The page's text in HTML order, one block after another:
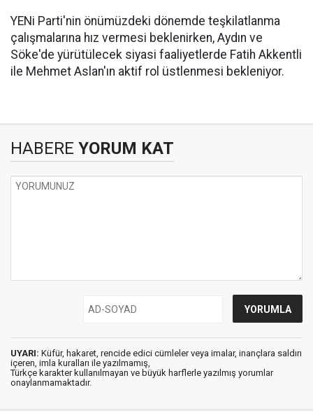
YENi Parti'nin önümüzdeki dönemde teşkilatlanma
çalışmalarına hız vermesi beklenirken, Aydın ve
Söke'de yürütülecek siyasi faaliyetlerde Fatih Akkentli
ile Mehmet Aslan'ın aktif rol üstlenmesi bekleniyor.
HABERE YORUM KAT
UYARI: Küfür, hakaret, rencide edici cümleler veya imalar, inançlara saldırı
içeren, imla kuralları ile yazılmamış,
Türkçe karakter kullanılmayan ve büyük harflerle yazılmış yorumlar
onaylanmamaktadır.